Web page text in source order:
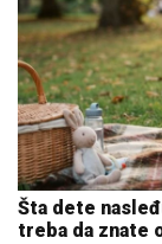
Šta dete
treba da znate